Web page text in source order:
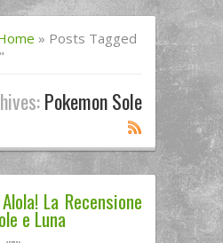
» Posts Tagged
Pokemon Sole
La Recensione
e Luna